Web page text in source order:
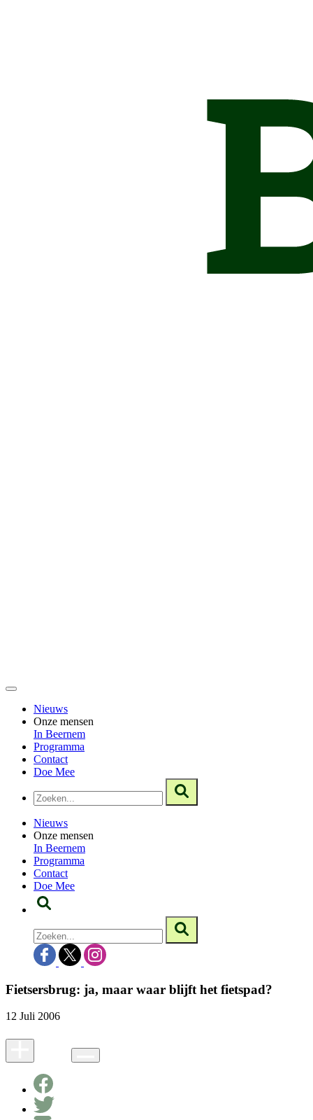
Nieuws
Onze mensen
In Beernem
Programma
Contact
Doe Mee
Nieuws
Onze mensen
In Beernem
Programma
Contact
Doe Mee
Fietsersbrug: ja, maar waar blijft het fietspad?
12 Juli 2006